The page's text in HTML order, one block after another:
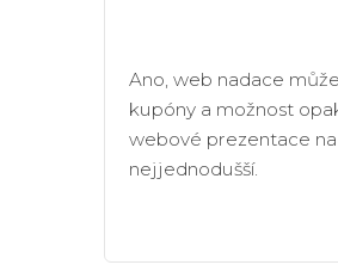
Ano, web nadace
kupóny a možnost
webové prezentace
nejjednodušší.